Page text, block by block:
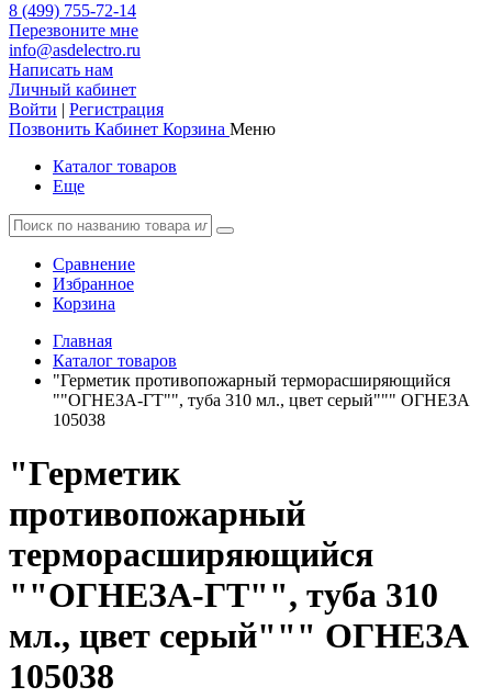
8 (499) 755-72-14
Перезвоните мне
info@asdelectro.ru
Написать нам
Личный кабинет
Войти | Регистрация
Позвонить Кабинет Корзина Меню
Каталог товаров
Еще
Сравнение
Избранное
Корзина
Главная
Каталог товаров
"Герметик противопожарный терморасширяющийся
""ОГНЕЗА-ГТ"", туба 310 мл., цвет серый""" ОГНЕЗА
105038
"Герметик
противопожарный
терморасширяющийся
""ОГНЕЗА-ГТ"", туба 310
мл., цвет серый""" ОГНЕЗА
105038